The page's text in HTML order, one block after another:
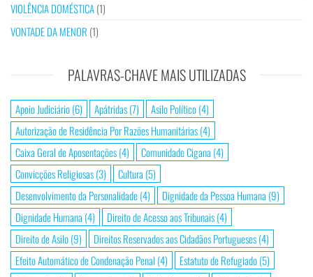
VIOLÊNCIA DOMÉSTICA(1)
VONTADE DA MENOR (1)
PALAVRAS-CHAVE MAIS UTILIZADAS
Apoio Judiciário(6) Apátridas(7) Asilo Político(4)
Autorização de Residência Por Razões Humanitárias(4)
Caixa Geral de Aposentações(4) Comunidade Cigana (4)
Convicções Religiosas(3) Cultura (5)
Desenvolvimento da Personalidade(4) Dignidade da Pessoa Humana (9)
Dignidade Humana (4) Direito de Acesso aos Tribunais(4)
Direito de Asilo(9) Direitos Reservados aos Cidadãos Portugueses(4)
Efeito Automático de Condenação Penal (4) Estatuto de Refugiado(5)